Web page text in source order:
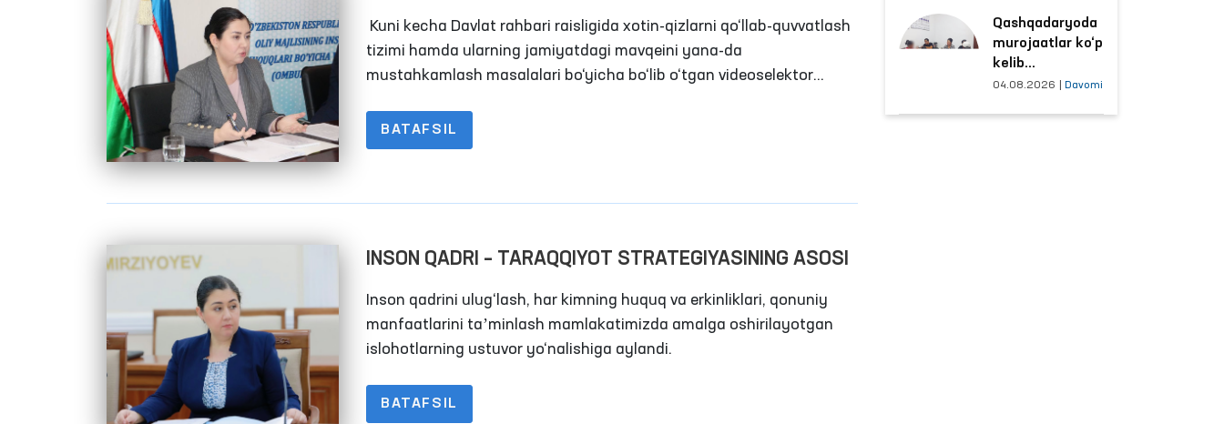
ustuvor yo‘nalishidir
Kuni kecha Davlat rahbari raisligida xotin-qizlarni qo‘llab-quvvatlash
tizimi hamda ularning jamiyatdagi mavqeini yana-da
mustahkamlash masalalari bo‘yicha bo‘lib o‘tgan videoselektor
BATAFSIL
INSON QADRI – TARAQQIYOT STRATEGIYASINING ASOSI
Inson qadrini ulug‘lash, har kimning huquq va erkinliklari, qonuniy
manfaatlarini taʼminlash mamlakatimizda amalga oshirilayotgan
islohotlarning ustuvor yo‘nalishiga aylandi.
BATAFSIL
sharoitlar
yaxshilandi
Qashqadaryoda
murojaatlar ko‘p
kelib
tushayotgan
04.08.2026 Davomi